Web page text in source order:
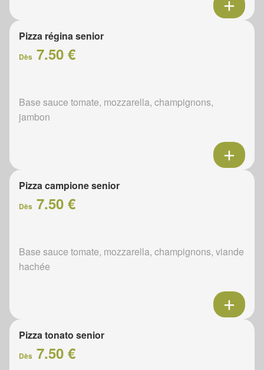
Pizza régina senior
Dès 7.50 €
Base sauce tomate, mozzarella, champignons,
jambon
Pizza campione senior
Dès 7.50 €
Base sauce tomate, mozzarella, champignons, viande
hachée
Pizza tonato senior
Dès 7.50 €